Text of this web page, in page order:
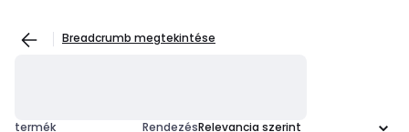
Breadcrumb megtekintése
termék Rendezés